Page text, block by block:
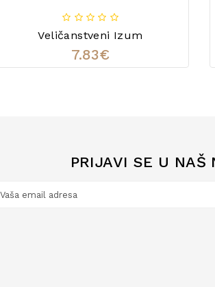
Veličanstveni Izum
7.83€
PRIJAVI SE U NAŠ